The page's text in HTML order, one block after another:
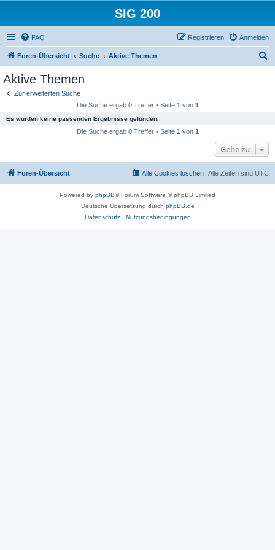
SIG 200
FAQ Anmelden
Registrieren
Foren-Übersicht Suche Aktive Themen
Aktive Themen
Zur erweiterten Suche
Die Suche ergab 0 Treffer • Seite 1 von 1
Es wurden keine passenden Ergebnisse gefunden.
Die Suche ergab 0 Treffer • Seite 1 von 1
Gehe zu
Foren-Übersicht Alle Zeiten sind UTC
Alle Cookies löschen
Powered by phpBB® Forum Software © phpBB Limited
Deutsche Übersetzung durch phpBB.de
Datenschutz| Nutzungsbedingungen